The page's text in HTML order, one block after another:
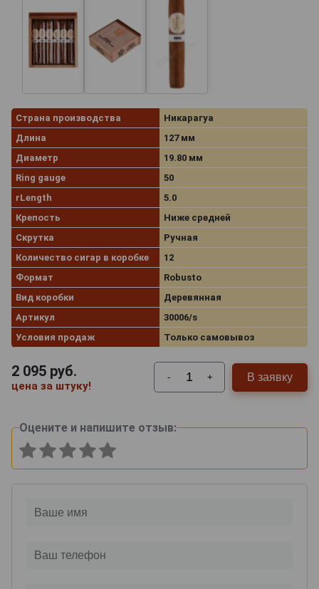
Страна производства
Никарагуа
Длина
127 мм
Диаметр
19.80 мм
Ring gauge
50
rLength
5.0
Крепость
Ниже средней
Скрутка
Ручная
Количество сигар в коробке
12
Формат
Robusto
Вид коробки
Деревянная
Артикул
30006/s
Условия продаж
Только самовывоз
2 095 руб.
цена за штуку!
- + В заявку
Оцените и напишите отзыв: